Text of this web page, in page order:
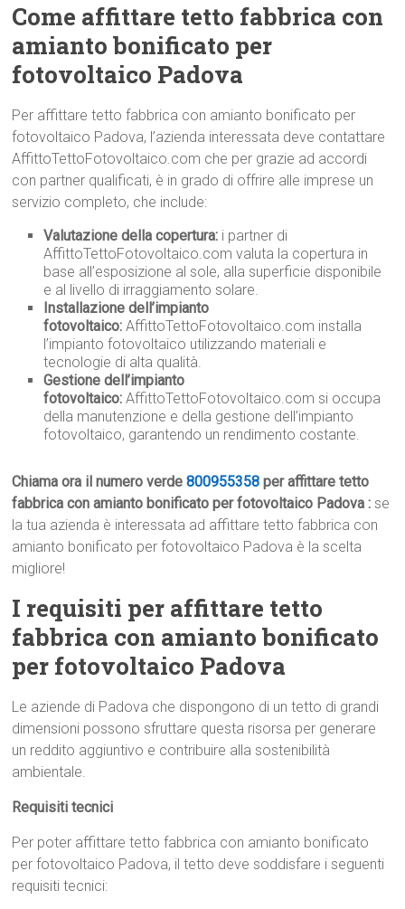
Come affittare tetto fabbrica con
amianto bonificato per
fotovoltaico Padova
Per affittare tetto fabbrica con amianto bonificato per
fotovoltaico Padova, l’azienda interessata deve contattare
AffittoTettoFotovoltaico.com che per grazie ad accordi
con partner qualificati, è in grado di offrire alle imprese un
servizio completo, che include:
Valutazione della copertura: i partner di
AffittoTettoFotovoltaico.com valuta la copertura in
base all’esposizione al sole, alla superficie disponibile
e al livello di irraggiamento solare.
Installazione dell’impianto
fotovoltaico: AffittoTettoFotovoltaico.com installa
l’impianto fotovoltaico utilizzando materiali e
tecnologie di alta qualità.
Gestione dell’impianto
fotovoltaico: AffittoTettoFotovoltaico.com si occupa
della manutenzione e della gestione dell’impianto
fotovoltaico, garantendo un rendimento costante.
Chiama ora il numero verde800955358 per affittare tetto
fabbrica con amianto bonificato per fotovoltaico Padova : se
la tua azienda è interessata ad affittare tetto fabbrica con
amianto bonificato per fotovoltaico Padova è la scelta
migliore!
I requisiti per affittare tetto
fabbrica con amianto bonificato
per fotovoltaico Padova
Le aziende di Padova che dispongono di un tetto di grandi
dimensioni possono sfruttare questa risorsa per generare
un reddito aggiuntivo e contribuire alla sostenibilità
ambientale.
Requisiti tecnici
Per poter affittare tetto fabbrica con amianto bonificato
per fotovoltaico Padova, il tetto deve soddisfare i seguenti
requisiti tecnici: